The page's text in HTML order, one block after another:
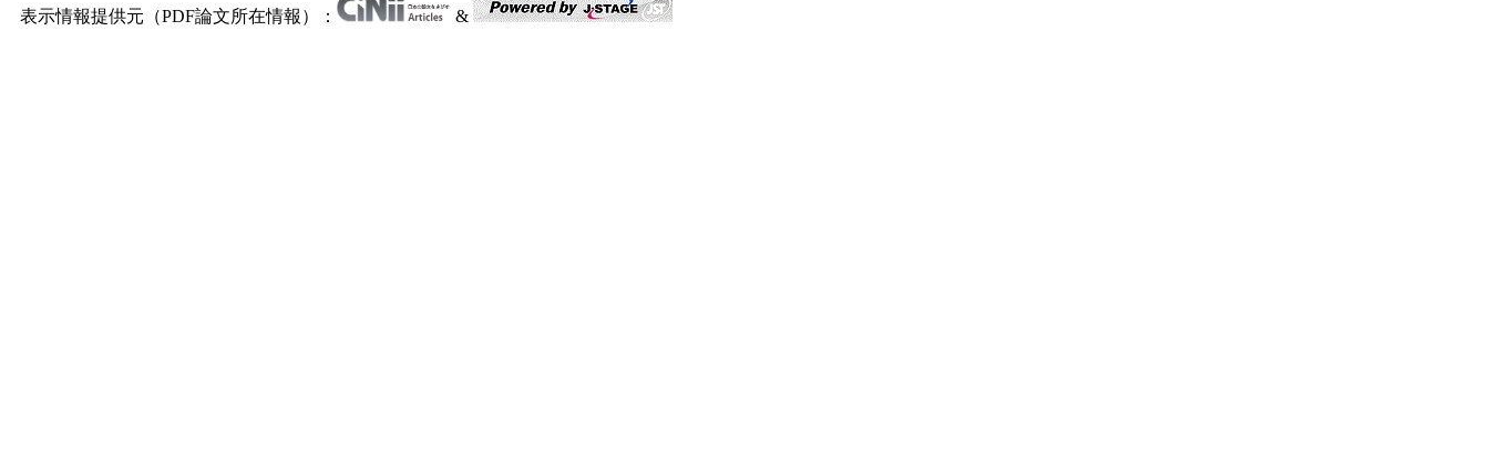
表示情報提供元（PDF論文所在情報）： &